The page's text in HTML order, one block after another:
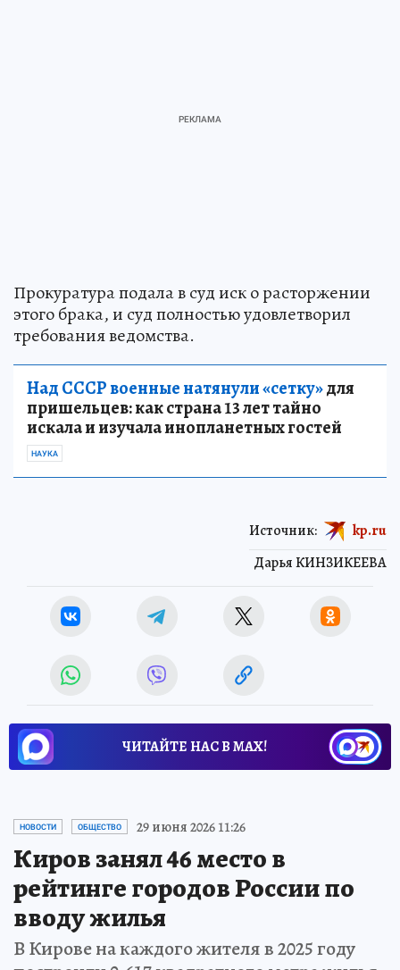
Прокуратура подала в суд иск о расторжении
этого брака, и суд полностью удовлетворил
требования ведомства.
Над СССР военные натянули «сетку»для
пришельцев: как страна 13 лет тайно
искала и изучала инопланетных гостей
НАУКА
Дарья КИНЗИКЕЕВА
Источник: kp.ru
ЧИТАЙТЕ НАС В МАХ!
НОВОСТИ ОБЩЕСТВО 29 июня 2026 11:26
Киров занял 46 место в
рейтинге городов России по
вводу жилья
В Кирове на каждого жителя в 2025 году